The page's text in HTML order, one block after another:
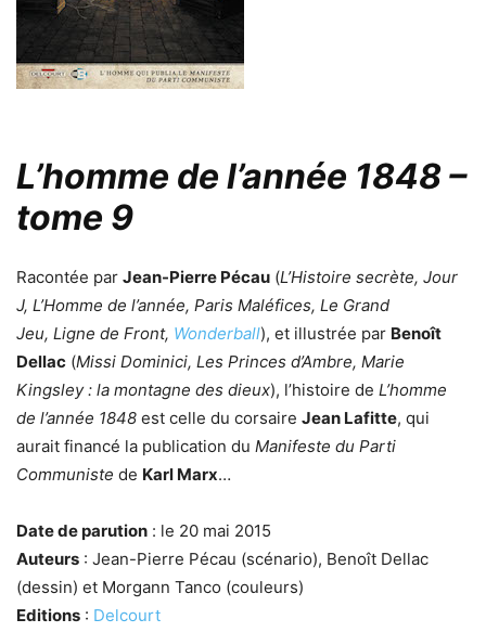
L’homme de l’année 1848 –
tome 9
Racontée par Jean-Pierre Pécau (L’Histoire secrète, Jour
J, L’Homme de l’année, Paris Maléfices, Le Grand
Jeu, Ligne de Front, Wonderball), et illustrée par Benoît
Dellac (Missi Dominici, Les Princes d’Ambre, Marie
Kingsley : la montagne des dieux), l’histoire de L’homme
de l’année 1848 est celle du corsaire Jean Lafitte, qui
aurait financé la publication du Manifeste du Parti
Communiste de Karl Marx…
Date de parution : le 20 mai 2015
Auteurs : Jean-Pierre Pécau (scénario), Benoît Dellac
(dessin) et Morgann Tanco (couleurs)
Editions : Delcourt